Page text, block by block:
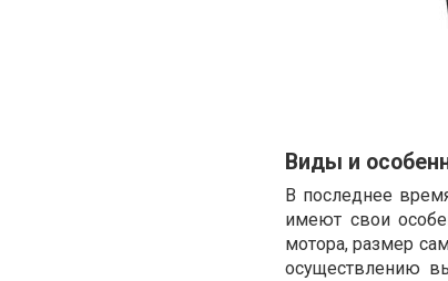
Виды и
В последнее
имеют свои
мотора, размер
осуществлению